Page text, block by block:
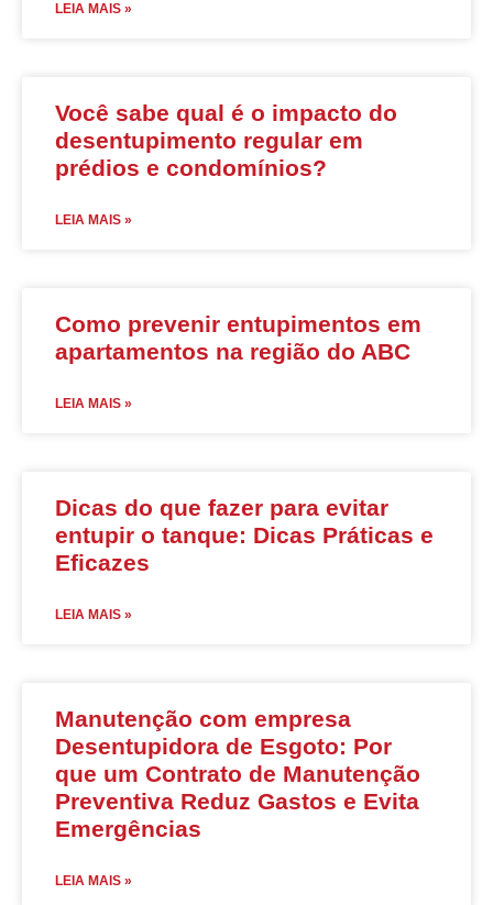
LEIA MAIS »
Você sabe qual é o impacto do
desentupimento regular em
prédios e condomínios?
LEIA MAIS »
Como prevenir entupimentos em
apartamentos na região do ABC
LEIA MAIS »
Dicas do que fazer para evitar
entupir o tanque: Dicas Práticas e
Eficazes
LEIA MAIS »
Manutenção com empresa
Desentupidora de Esgoto: Por
que um Contrato de Manutenção
Preventiva Reduz Gastos e Evita
Emergências
LEIA MAIS »